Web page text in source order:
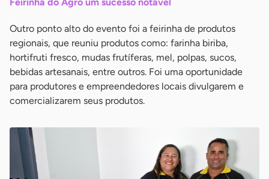
Outro ponto alto do evento foi a feirinha de produtos
regionais, que reuniu produtos como: farinha biriba,
hortifruti fresco, mudas frutíferas, mel, polpas, sucos,
bebidas artesanais, entre outros. Foi uma oportunidade
para produtores e empreendedores locais divulgarem e
comercializarem seus produtos.